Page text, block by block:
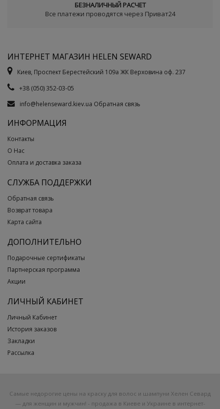
БЕЗНАЛИЧНЫЙ РАСЧЕТ
Все платежи проводятся через Приват24
ИНТЕРНЕТ МАГАЗИН HELEN SEWARD
Киев, Проспект Берестейский 109а ЖК Верховина оф. 237
+38 (050) 352-03-05
info@helenseward.kiev.ua Обратная связь
ИНФОРМАЦИЯ
Контакты
О Нас
Оплата и доставка заказа
СЛУЖБА ПОДДЕРЖКИ
Обратная связь
Возврат товара
Карта сайта
ДОПОЛНИТЕЛЬНО
Подарочные сертификаты
Партнерская программа
Акции
ЛИЧНЫЙ КАБИНЕТ
Личный Кабинет
История заказов
Закладки
Рассылка
Самые недорогие цены на краску для волос и шампуни Хелен Севард
— для женщин и мужчин! - продажа в Киеве и Украине в интернет-